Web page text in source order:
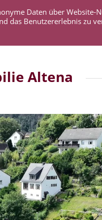
Daten über Website-
das Benutzererlebnis zu
SERVICE
Altena